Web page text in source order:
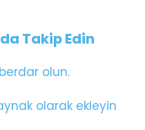
Takip Edin
olun.
olarak ekleyin